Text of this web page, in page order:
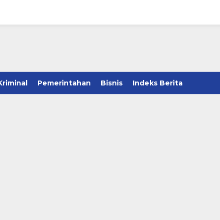
Pemerintahan Bisnis Indeks Berita